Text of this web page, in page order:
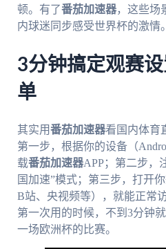
顿。有了番茄加速器，这些场
内球迷同步感受世界杯的激情。
3分钟搞定观赛
单
其实用番茄加速器看国内体育
第一步，根据你的设备（
载番茄加速器APP；第二步，
国加速”模式；第三步，打开
B站、央视频等），就能正常
第一次用的时候，不到3分钟
一场欧洲杯的比赛。